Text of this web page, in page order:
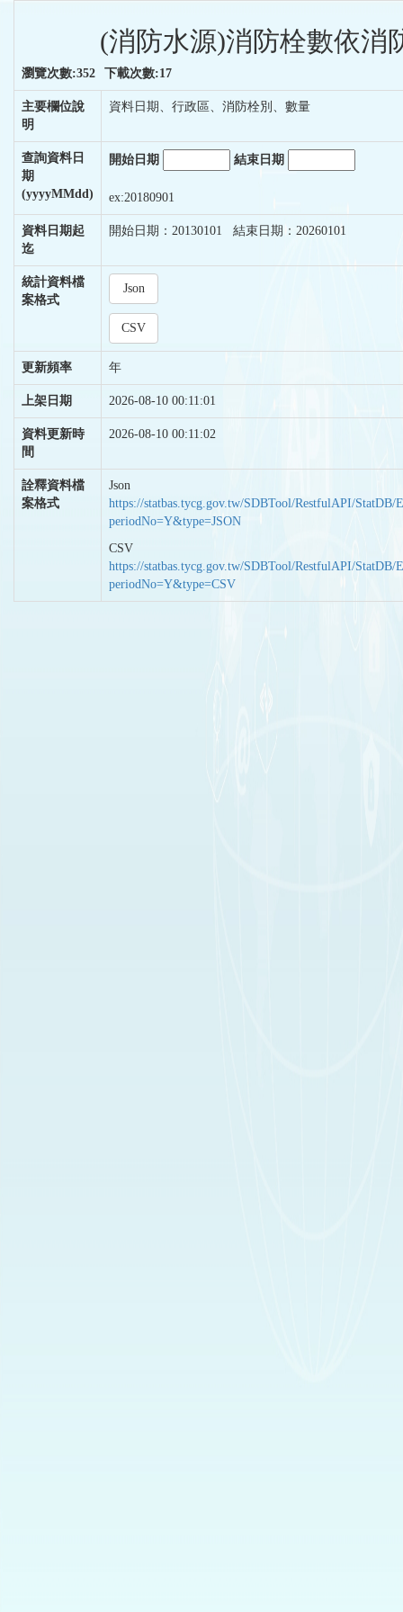
(消防水源)消防栓數依消
瀏覽次數:352 下載次數:17
主要欄位說
明
資料日期、行政區、消防栓別、數量
查詢資料日
期
(yyyyMMdd)
開始日期 結束日期
ex:20180901
資料日期起
迄
開始日期：20130101 結束日期：20260101
統計資料檔
案格式
Json
CSV
更新頻率 年
上架日期 2026-08-10 00:11:01
資料更新時
間
2026-08-10 00:11:02
詮釋資料檔
案格式
Json
https://statbas.tycg.gov.tw/SDBTool/RestfulAPI/StatDB/
periodNo=Y&type=JSON
CSV
https://statbas.tycg.gov.tw/SDBTool/RestfulAPI/StatDB/
periodNo=Y&type=CSV